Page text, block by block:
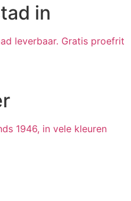
in
leverbaar. Gratis proefrit
1946, in vele kleuren